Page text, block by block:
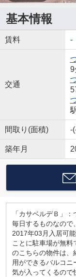
基本情報
賃料 -
交通
9
間取り(面積) -
築年月
「カサベルデＢ」
毎日するものなので
2017年03月入居可
ことに駐車場が無料
のこちらの物件は、
用ができるバルコニ
気が入ってくるので